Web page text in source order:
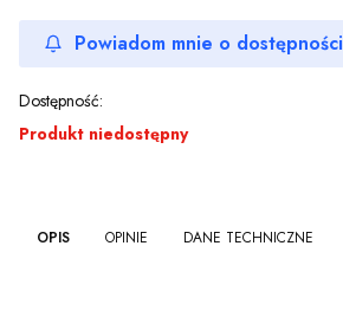
Powiadom mnie o dostępności
Dostępność:
Produkt niedostępny
OPIS OPINIE DANE TECHNICZNE